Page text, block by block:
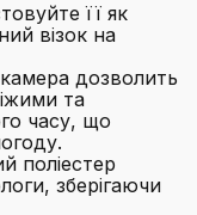
її як
візок на
дозволить
та
часу, що
поліестер
зберігаючи